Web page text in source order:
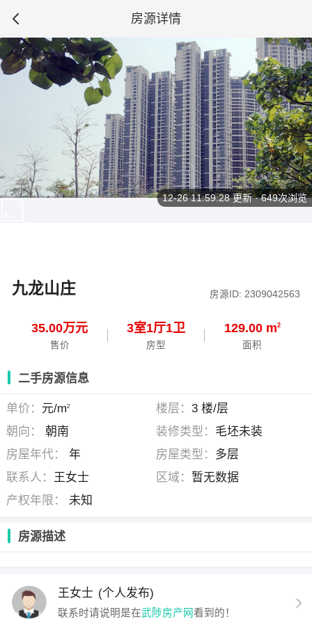
房源详情
九龙山庄 房源ID: 2309042563
35.00万元
售价
3室1厅1卫
房型
129.00 m2
面积
12-26 11:59:28更新 · 649次浏览
二手房源信息
单价： 元/m2 楼层： 3 楼/层
朝向：
朝南 装修类型： 毛坯未装
房屋年代：
年 房屋类型： 多层
联系人： 王女士 区域： 暂无数据
产权年限：
未知
房源描述
王女士 (个人发布)
联系时请说明是在武陟房产网看到的！